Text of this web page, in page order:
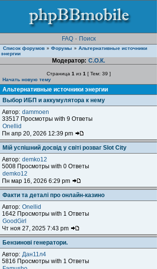
FAQ · Поиск
Список форумов » Форумы » Альтернативные источники
энергии
Модератор: С.О.К.
Страница 1 из 1 [ Тем: 39 ]
Начать новую тему
Альтернативные источники энергии
Выбор ИБП и аккумулятора к нему
Автор: dammoen
33517 Просмотры with 9 Ответы
Onellid
Пн апр 20, 2026 12:39 pm
Мій успішний досвід у світі розваг Slot City
Автор: demko12
5008 Просмотры with 0 Ответы
demko12
Пн мар 16, 2026 6:29 pm
Факти та деталі про онлайн-казино
Автор: Onellid
1642 Просмотры with 1 Ответы
GoodGirl
Чт ноя 27, 2025 7:43 pm
Бензинові генератори.
Автор: Дан11л4
5816 Просмотры with 1 Ответы